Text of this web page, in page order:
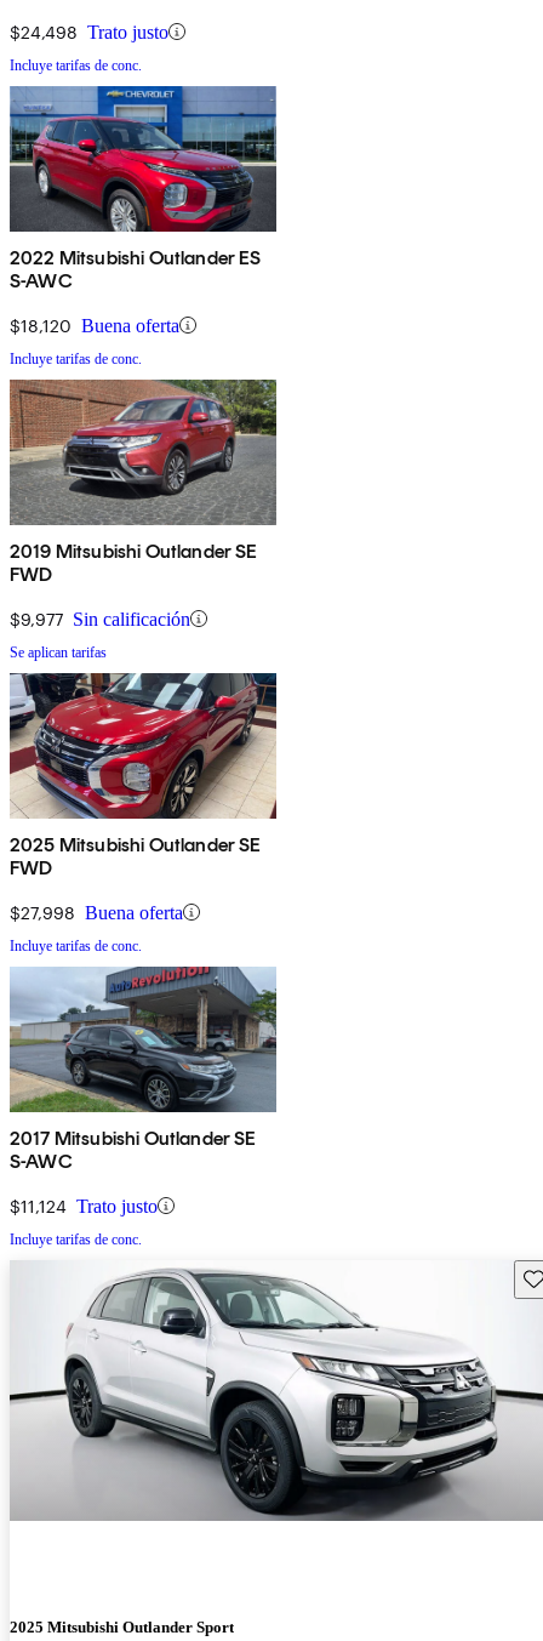
$24,498 Trato justo
Incluye tarifas de conc.
2022 Mitsubishi Outlander ES
S-AWC
$18,120 Buena oferta
Incluye tarifas de conc.
2019 Mitsubishi Outlander SE
FWD
$9,977 Sin calificación
Se aplican tarifas
2025 Mitsubishi Outlander SE
FWD
$27,998 Buena oferta
Incluye tarifas de conc.
2017 Mitsubishi Outlander SE
S-AWC
$11,124 Trato justo
Incluye tarifas de conc.
2025 Mitsubishi Outlander Sport